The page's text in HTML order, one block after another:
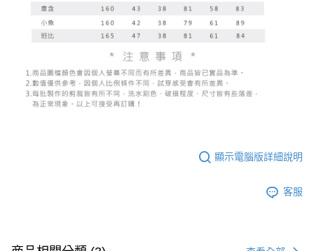
顯示電腦版詳細說明
客服